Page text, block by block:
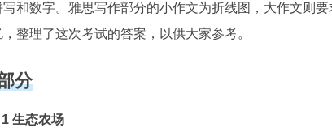
和数字。雅思写作部分的小作文为折线图，大作文则
，整理了这次考试的答案，以供大家参考。
分
生态农场